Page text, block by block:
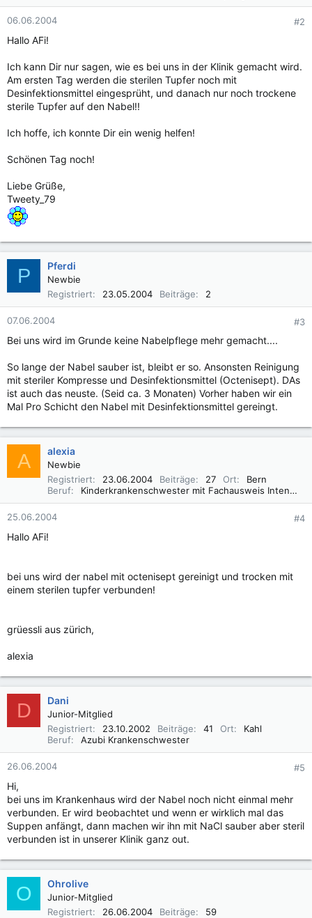
06.06.2004 #2
Hallo AFi!
Ich kann Dir nur sagen, wie es bei uns in der Klinik gemacht wird.
Am ersten Tag werden die sterilen Tupfer noch mit
Desinfektionsmittel eingesprüht, und danach nur noch trockene
sterile Tupfer auf den Nabel!!
Ich hoffe, ich konnte Dir ein wenig helfen!
Schönen Tag noch!
Liebe Grüße,
Tweety_79
P Pferdi
Newbie
Registriert
23.05.2004 Beiträge 2
07.06.2004 #3
Bei uns wird im Grunde keine Nabelpflege mehr gemacht....
So lange der Nabel sauber ist, bleibt er so. Ansonsten Reinigung
mit steriler Kompresse und Desinfektionsmittel (Octenisept). DAs
ist auch das neuste. (Seid ca. 3 Monaten) Vorher haben wir ein
Mal Pro Schicht den Nabel mit Desinfektionsmittel gereingt.
A alexia
Newbie
Registriert
23.06.2004 Beiträge 27 Ort
Bern
Beruf
Kinderkrankenschwester mit Fachausweis Intensivpflege
25.06.2004 #4
Hallo AFi!
bei uns wird der nabel mit octenisept gereinigt und trocken mit
einem sterilen tupfer verbunden!
grüessli aus zürich,
alexia
D Dani
Junior-Mitglied
Registriert
23.10.2002 Beiträge 41 Ort
Kahl
Beruf
Azubi Krankenschwester
26.06.2004 #5
Hi,
bei uns im Krankenhaus wird der Nabel noch nicht einmal mehr
verbunden. Er wird beobachtet und wenn er wirklich mal das
Suppen anfängt, dann machen wir ihn mit NaCl sauber aber steril
verbunden ist in unserer Klinik ganz out.
O Ohrolive
Junior-Mitglied
Registriert
26.06.2004 Beiträge 59